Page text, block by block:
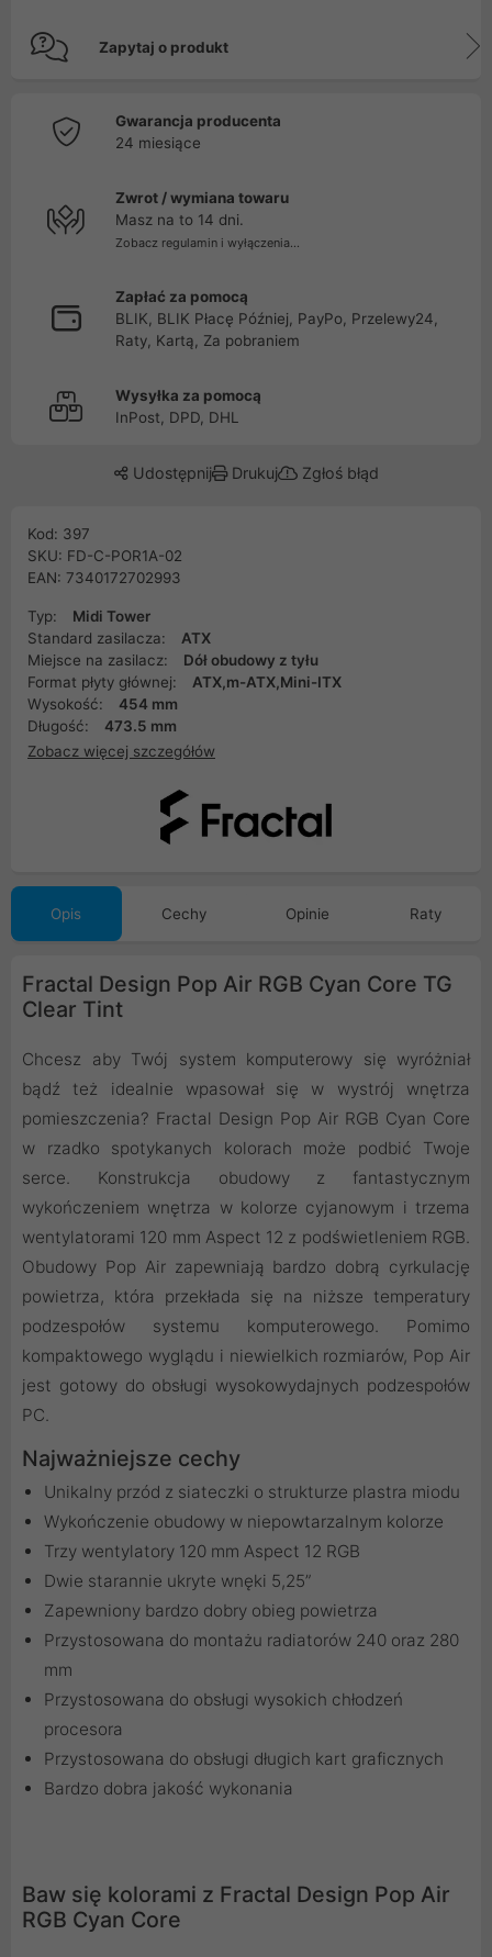
Zapytaj o produkt
Gwarancja producenta
24 miesiące
Zwrot / wymiana towaru
Masz na to 14 dni.
Zobacz regulamin i wyłączenia...
Zapłać za pomocą
BLIK, BLIK Płacę Później, PayPo, Przelewy24,
Raty, Kartą, Za pobraniem
Wysyłka za pomocą
InPost, DPD, DHL
Udostępnij Drukuj Zgłoś błąd
Kod: 397
SKU: FD-C-POR1A-02
EAN: 7340172702993
Typ:
Midi Tower
Standard zasilacza:
ATX
Miejsce na zasilacz:
Dół obudowy z tyłu
Format płyty głównej:
ATX,m-ATX,Mini-ITX
Wysokość:
454 mm
Długość:
473.5 mm
Zobacz więcej szczegółów
Opis Cechy Opinie Raty
Fractal Design Pop Air RGB Cyan Core TG
Clear Tint
Chcesz aby Twój system komputerowy się wyróżniał
bądź też idealnie wpasował się w wystrój wnętrza
pomieszczenia? Fractal Design Pop Air RGB Cyan Core
w rzadko spotykanych kolorach może podbić Twoje
serce. Konstrukcja obudowy z fantastycznym
wykończeniem wnętrza w kolorze cyjanowym i trzema
wentylatorami 120 mm Aspect 12 z podświetleniem RGB.
Obudowy Pop Air zapewniają bardzo dobrą cyrkulację
powietrza, która przekłada się na niższe temperatury
podzespołów systemu komputerowego. Pomimo
kompaktowego wyglądu i niewielkich rozmiarów, Pop Air
jest gotowy do obsługi wysokowydajnych podzespołów
PC.
Najważniejsze cechy
Unikalny przód z siateczki o strukturze plastra miodu
Wykończenie obudowy w niepowtarzalnym kolorze
Trzy wentylatory 120 mm Aspect 12 RGB
Dwie starannie ukryte wnęki 5,25”
Zapewniony bardzo dobry obieg powietrza
Przystosowana do montażu radiatorów 240 oraz 280
mm
Przystosowana do obsługi wysokich chłodzeń
procesora
Przystosowana do obsługi długich kart graficznych
Bardzo dobra jakość wykonania
Baw się kolorami z Fractal Design Pop Air
RGB Cyan Core